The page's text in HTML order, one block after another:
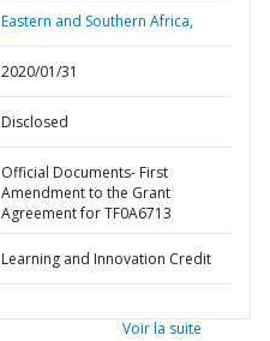
Eastern and Southern Africa,
2020/01/31
Disclosed
Official Documents- First
Amendment to the Grant
Agreement for TF0A6713
Learning and Innovation Credit
Voir la suite